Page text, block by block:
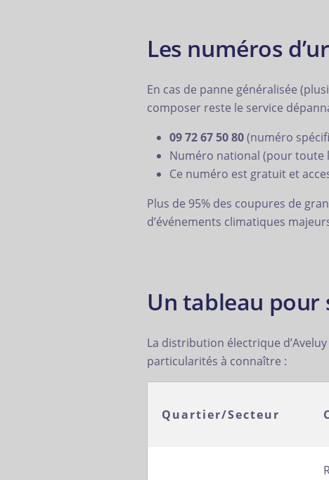
Les numéros
En cas de panne généralisée
composer reste le service
09 72 67 50 80(numéro
Numéro national (pour toute
Ce numéro est gratuit et
Plus de 95% des coupures de
d’événements climatiques
Un tableau
La distribution électrique
particularités à connaître :
Quartier/Secteur